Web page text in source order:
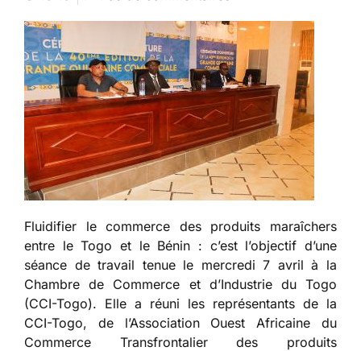
Fluidifier le commerce des produits maraîchers
entre le Togo et le Bénin : c’est l’objectif d’une
séance de travail tenue le mercredi 7 avril à la
Chambre de Commerce et d’Industrie du Togo
(CCI-Togo). Elle a réuni les représentants de la
CCI-Togo, de l’Association Ouest Africaine du
Commerce Transfrontalier des produits